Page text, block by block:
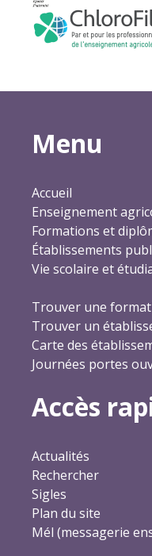
Menu
Accueil
Enseignement
Formations et
Établissements
Vie scolaire et
Trouver une
Trouver un
Carte des
Journées portes
Accès
Actualités
Rechercher
Sigles
Plan du site
Mél (messagerie